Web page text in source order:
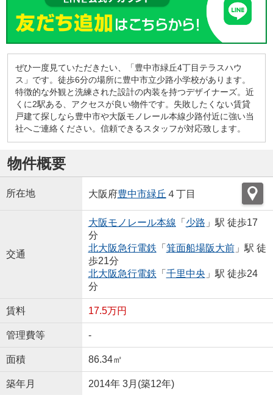
ぜひ一度見ていただきたい、「豊中市緑丘4丁目テラスハウ
ス」です。徒歩6分の場所に豊中市立少路小学校があります。
特徴的な外観と洗練された設計の内装を持つデザイナーズ。近
くに2駅ある、アクセスが良い物件です。失敗したくない賃貸
戸建て探しなら豊中市や大阪モノレール本線少路付近に強い当
社へご連絡ください。信頼できるスタッフが対応致します。
物件概要
所在地 大阪府豊中市緑丘 ４丁目
交通
大阪モノレール本線 「 少路 」駅 徒歩17
分
北大阪急行電鉄 「 箕面船場阪大前」駅 徒
歩21分
北大阪急行電鉄 「 千里中央 」駅 徒歩24
分
賃料 17.5万円
管理費等 -
面積 86.34㎡
築年月 2014年 3月(築12年)